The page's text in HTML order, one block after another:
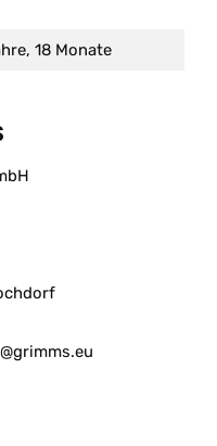
18 Monate